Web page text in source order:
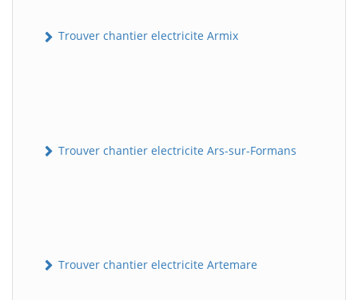
Trouver chantier electricite Armix
Trouver chantier electricite Ars-sur-Formans
Trouver chantier electricite Artemare